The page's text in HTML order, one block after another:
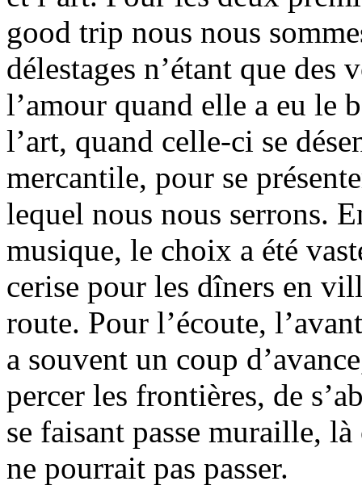
good trip nous nous
délestages n’étant que des
l’amour quand elle a eu le
l’art, quand celle-ci se
mercantile, pour se
lequel nous nous serrons.
musique, le choix a été
cerise pour les dîners en
route. Pour l’écoute,
a souvent un coup
percer les frontières, de
se faisant passe muraille,
ne pourrait pas passer.